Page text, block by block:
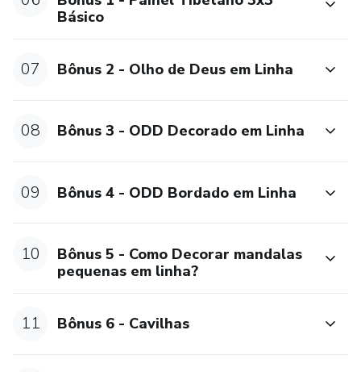
Básico
07 Bônus 2 - Olho de Deus em Linha
08 Bônus 3 - ODD Decorado em Linha
09 Bônus 4 - ODD Bordado em Linha
10
Bônus 5 - Como Decorar mandalas
pequenas em linha?
11 Bônus 6 - Cavilhas